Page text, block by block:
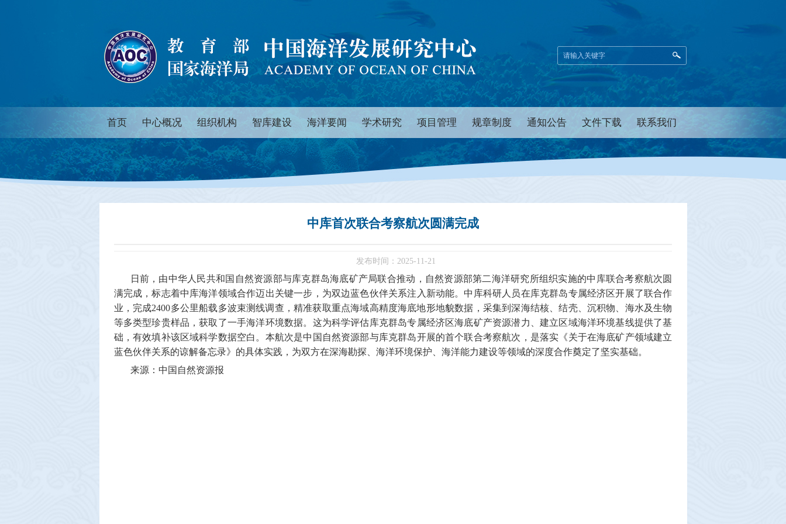
首页 中心概况 组织机构 智库建设 海洋要闻 学术研究 项目管理 规章制度 通知公告 文件下载 联系我们
中库首次联合考察航次圆满完成
发布时间：2025-11-21
日前，由中华人民共和国自然资源部与库克群岛海底矿产局联合推动，自然资源部第二海洋研究所组织实施的中库联合考察航次圆
满完成，标志着中库海洋领域合作迈出关键一步，为双边蓝色伙伴关系注入新动能。中库科研人员在库克群岛专属经济区开展了联合作
业，完成2400多公里船载多波束测线调查，精准获取重点海域高精度海底地形地貌数据，采集到深海结核、结壳、沉积物、海水及生物
等多类型珍贵样品，获取了一手海洋环境数据。这为科学评估库克群岛专属经济区海底矿产资源潜力、建立区域海洋环境基线提供了基
础，有效填补该区域科学数据空白。本航次是中国自然资源部与库克群岛开展的首个联合考察航次，是落实《关于在海底矿产领域建立
蓝色伙伴关系的谅解备忘录》的具体实践，为双方在深海勘探、海洋环境保护、海洋能力建设等领域的深度合作奠定了坚实基础。
来源：中国自然资源报